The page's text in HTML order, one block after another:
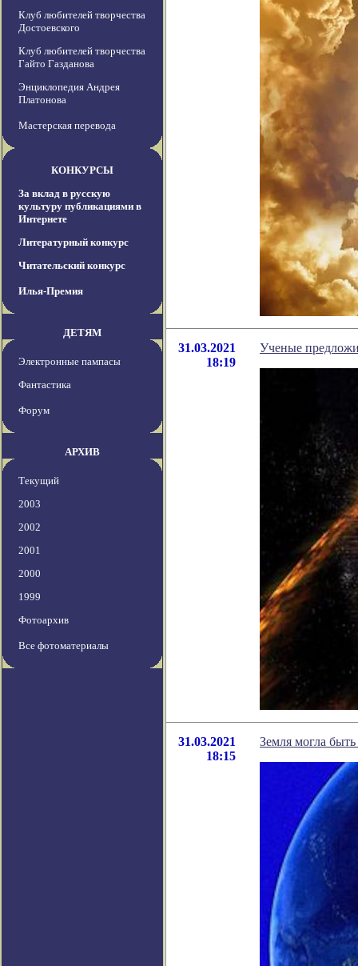
Клуб любителей творчества
Достоевского
Клуб любителей творчества
Гайто Газданова
Энциклопедия Андрея
Платонова
Мастерская перевода
КОНКУРСЫ
За вклад в русскую
культуру публикациями в
Интернете
Литературный конкурс
Читательский конкурс
Илья-Премия
ДЕТЯМ
Электронные пампасы
Фантастика
Форум
АРХИВ
Текущий
2003
2002
2001
2000
1999
Фотоархив
Все фотоматериалы
31.03.2021
18:19
Ученые
31.03.2021
18:15
Земля могла